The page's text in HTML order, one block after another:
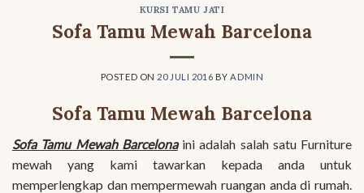
KURSI TAMU JATI
Sofa Tamu Mewah Barcelona
POSTED ON 20 JULI 2016 BYADMIN
Sofa Tamu Mewah Barcelona
Sofa Tamu Mewah Barcelonaini adalah salah satu Furniture
mewah yang kami tawarkan kepada anda untuk
memperlengkap dan mempermewah ruangan anda di rumah.